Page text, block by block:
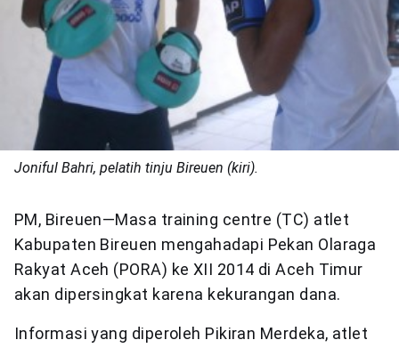
Joniful Bahri, pelatih tinju Bireuen (kiri).
PM, Bireuen—Masa training centre (TC) atlet
Kabupaten Bireuen mengahadapi Pekan Olaraga
Rakyat Aceh (PORA) ke XII 2014 di Aceh Timur
akan dipersingkat karena kekurangan dana.
Informasi yang diperoleh Pikiran Merdeka, atlet